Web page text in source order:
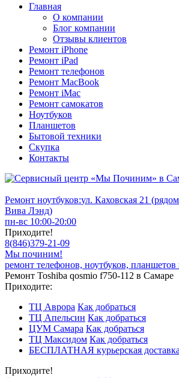
Главная
О компании
Блог компании
Отзывы клиентов
Ремонт iPhone
Ремонт iPad
Ремонт телефонов
Ремонт MacBook
Ремонт iMac
Ремонт самокатов
Ноутбуков
Планшетов
Бытовой техники
Скупка
Контакты
Ремонт ноутбуков:ул. Каховская 21
Вива Лэнд)
пн-вс 10:00-20:00
Приходите!
8(846)379-21-09
Мы починим!
ремонт телефонов, ноутбуков,
Ремонт Toshiba qosmio f750-112 в Самаре
Приходите:
ТЦ Аврора Как добраться
ТЦ Апельсин Как добраться
ЦУМ Самара Как добраться
ТЦ Максидом Как добраться
БЕСПЛАТНАЯ курьерская доставка
Приходите!